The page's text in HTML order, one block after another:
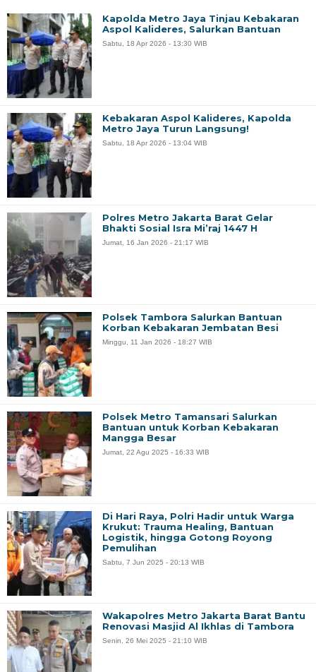
Kapolda Metro Jaya Tinjau Kebakaran
Aspol Kalideres, Salurkan Bantuan
Sabtu, 18 Apr 2026 - 13:30 WIB
Kebakaran Aspol Kalideres, Kapolda
Metro Jaya Turun Langsung!
Sabtu, 18 Apr 2026 - 13:04 WIB
Polres Metro Jakarta Barat Gelar
Bhakti Sosial Isra Mi’raj 1447 H
Jumat, 16 Jan 2026 - 21:17 WIB
Polsek Tambora Salurkan Bantuan
Korban Kebakaran Jembatan Besi
Minggu, 11 Jan 2026 - 18:27 WIB
Polsek Metro Tamansari Salurkan
Bantuan untuk Korban Kebakaran
Mangga Besar
Jumat, 22 Agu 2025 - 16:33 WIB
Di Hari Raya, Polri Hadir untuk Warga
Krukut: Trauma Healing, Bantuan
Logistik, hingga Gotong Royong
Pemulihan
Sabtu, 7 Jun 2025 - 20:13 WIB
Wakapolres Metro Jakarta Barat Bantu
Renovasi Masjid Al Ikhlas di Tambora
Senin, 26 Mei 2025 - 21:10 WIB